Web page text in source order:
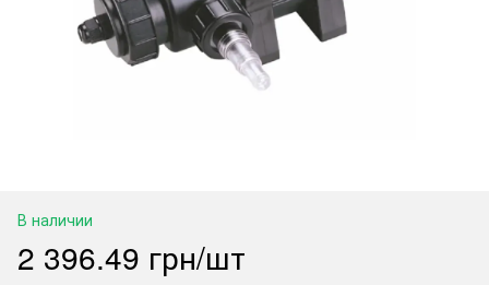
В наличии
2 396.49 грн/шт